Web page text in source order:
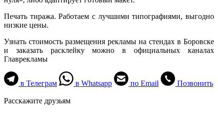
Печать тиража. Работаем с лучшими типографиями, выгодно
низкие цены.
Узнать стоимость размещения рекламы на стендах в Боровске
и заказать расклейку можно в официальных каналах
Главрекламы
в Телеграм в Whatsapp по Email Позвонить
Расскажите друзьям